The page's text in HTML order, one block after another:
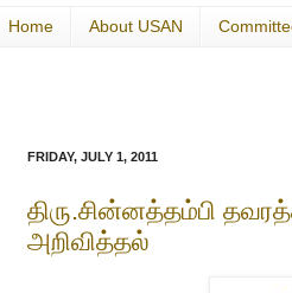
Home About USAN
FRIDAY, JULY 1, 2011
திரு.சின்னத்தம்பி
அறிவித்தல்